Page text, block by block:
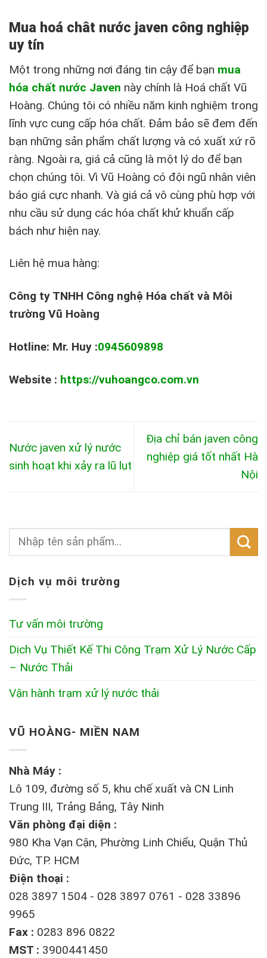
Mua hoá chât nước javen công nghiệp
uy tín
Một trong những nơi đáng tin cậy để bạn mua
hóa chất nước Javen này chính là Hoá chất Vũ
Hoàng. Chúng tôi có nhiều năm kinh nghiệm trong
lĩnh vực cung cấp hóa chất. Đảm bảo sẽ đem đến
bạn những sản phẩm chất lượng và có xuất xứ rõ
ràng. Ngoài ra, giá cả cũng là một lý do để bạn
chọn chúng tôi. Vì Vũ Hoàng có đội ngũ nhân viên
báo giá cực nhanh. Và giá cả vô cùng phù hợp với
nhu cầu sử dụng các hóa chất khử khuẩn cấp
bách như hiện nay.
Liên hệ mua hàng:
Công ty TNHH Công nghệ Hóa chất và Môi
trường Vũ Hoàng
Hotline: Mr. Huy :0945609898
Website : https://vuhoangco.com.vn
Nước javen xử lý nước
sinh hoạt khi xảy ra lũ lụt
Địa chỉ bán javen công
nghiệp giá tốt nhất Hà
Nội
Dịch vụ môi trường
Tư vấn môi trường
Dịch Vụ Thiết Kế Thi Công Trạm Xử Lý Nước Cấp
– Nước Thải
Vận hành trạm xử lý nước thải
VŨ HOÀNG- MIỀN NAM
Nhà Máy :
Lô 109, đường số 5, khu chế xuất và CN Linh
Trung III, Trảng Bảng, Tây Ninh
Văn phòng đại diện :
980 Kha Vạn Cận, Phường Linh Chiểu, Quận Thủ
Đức, TP. HCM
Điện thoại :
028 3897 1504 - 028 3897 0761 - 028 33896
9965
Fax : 0283 896 0822
MST : 3900441450